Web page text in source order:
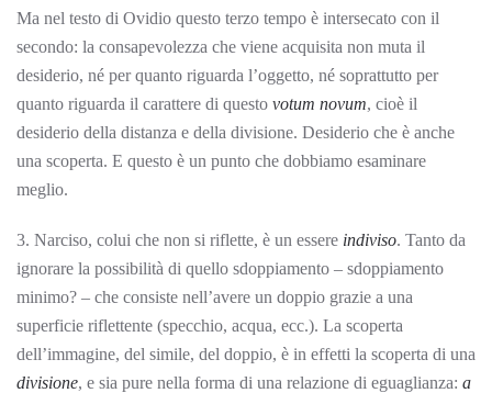
Ma nel testo di Ovidio questo terzo tempo è intersecato con il
secondo: la consapevolezza che viene acquisita non muta il
desiderio, né per quanto riguarda l’oggetto, né soprattutto per
quanto riguarda il carattere di questo votum novum, cioè il
desiderio della distanza e della divisione. Desiderio che è anche
una scoperta. E questo è un punto che dobbiamo esaminare
meglio.
3. Narciso, colui che non si riflette, è un essere indiviso. Tanto da
ignorare la possibilità di quello sdoppiamento – sdoppiamento
minimo? – che consiste nell’avere un doppio grazie a una
superficie riflettente (specchio, acqua, ecc.). La scoperta
dell’immagine, del simile, del doppio, è in effetti la scoperta di una
divisione, e sia pure nella forma di una relazione di eguaglianza: a